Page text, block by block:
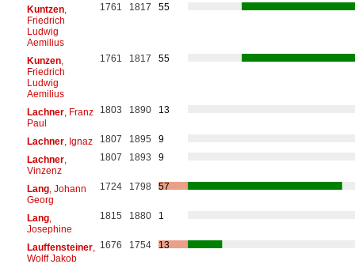
Kuntzen,
Friedrich
Ludwig
Aemilius
1761 1817 55
Kunzen,
Friedrich
Ludwig
Aemilius
1761 1817 55
Lachner, Franz
Paul
1803 1890 13
Lachner, Ignaz 1807 1895
9
Lachner,
Vinzenz
1807 1893 9
Lang, Johann
Georg
1724 1798 57
Lang,
Josephine
1815 1880 1
Lauffensteiner,
Wolff Jakob
1676 1754 13